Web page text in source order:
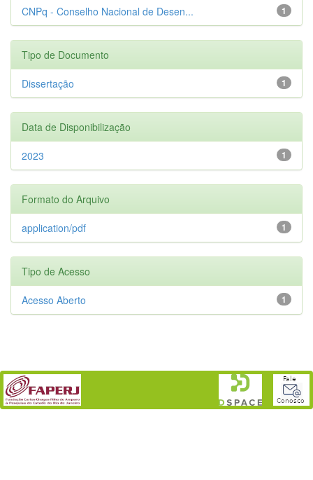
1
CNPq - Conselho Nacional de Desen...
Tipo de Documento
1
Dissertação
Data de Disponibilização
1
2023
Formato do Arquivo
1
application/pdf
Tipo de Acesso
1
Acesso Aberto